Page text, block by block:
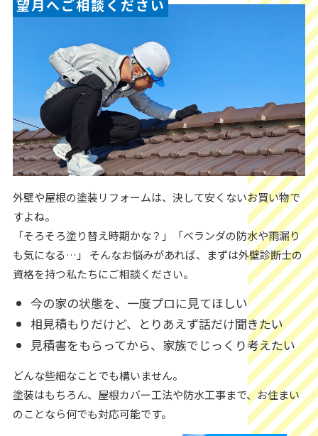
望月へご相談ください
外壁や屋根の塗装リフォームは、決して安くないお買い物で
すよね。
「そろそろ塗り替え時期かな？」「ベランダの防水や雨漏り
も気になる…」 そんなお悩みがあれば、まずは外壁診断士の
資格を持つ私たちにご相談ください。
今の家の状態を、一度プロに見てほしい
相見積もりだけど、とりあえず話だけ聞きたい
見積書をもらってから、家族でじっくり考えたい
どんな些細なことでも構いません。
塗装はもちろん、屋根カバー工法や防水工事まで、お住まい
のことなら何でも対応可能です。